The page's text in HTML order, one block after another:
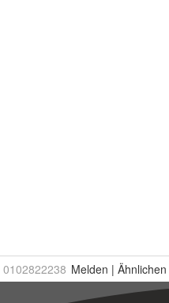
0102822238 Melden | Ähnlichen